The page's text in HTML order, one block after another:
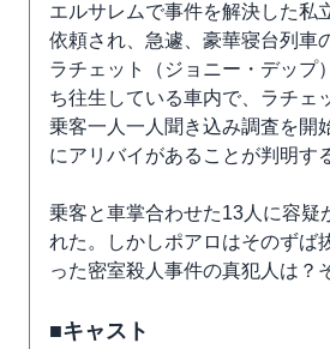
エルサレムで事件を解決した私
依頼され、急遽、豪華寝台列車
ラチェット（ジョニー・デップ
ち往生している車内で、ラチェ
乗客一人一人聞き込み調査を開
にアリバイがあることが判明す
乗客と車掌合わせた13人に容疑
れた。しかしポアロはそのずば
った密室殺人事件の真犯人は？
■キャスト